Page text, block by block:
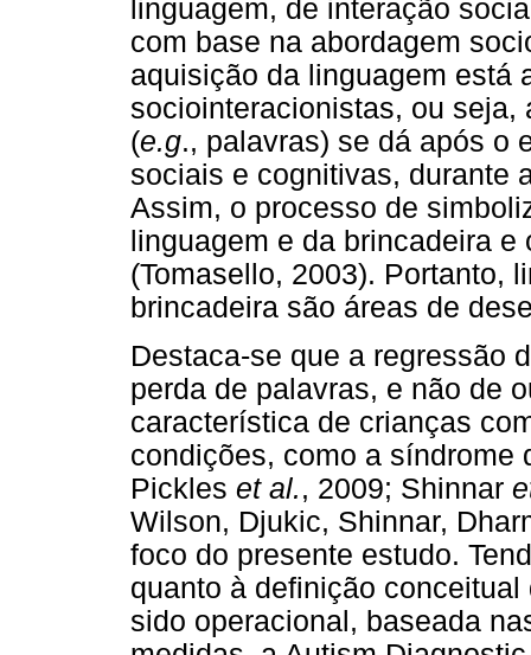
linguagem, de interação
com base na abordagem
aquisição da linguagem está
sociointeracionistas, ou
(e.g., palavras) se dá após o
sociais e cognitivas, durante
Assim, o processo de
linguagem e da brincadeira
(Tomasello, 2003). Portanto,
brincadeira são áreas de
Destaca-se que a regressão
perda de palavras, e não de
característica de crianças
condições, como a síndrome
Pickles et al., 2009; Shinnar
Wilson, Djukic, Shinnar,
foco do presente estudo.
quanto à definição
sido operacional, baseada